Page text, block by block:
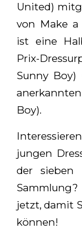
United)
von Make a
ist eine
Prix-
Sunny Boy)
Boy).
jungen
der sieben
jetzt, damit
können!